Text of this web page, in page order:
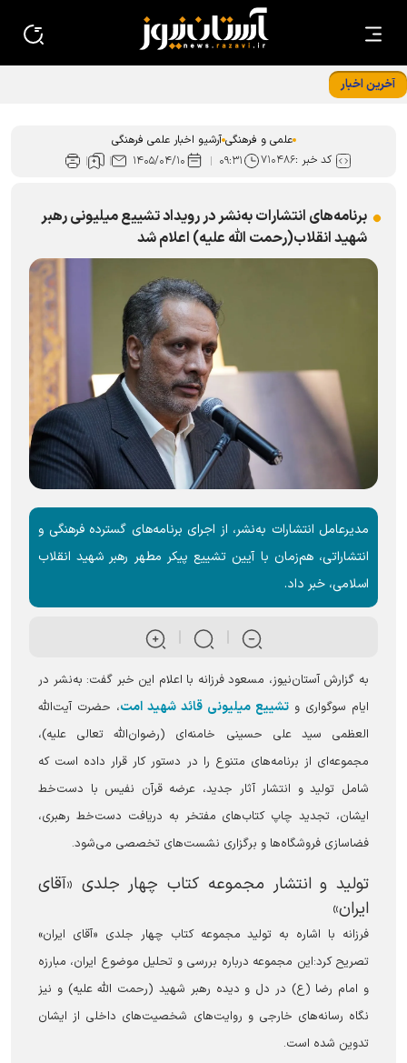
آخرین اخبار
علمی و فرهنگی آرشیو اخبار علمی فرهنگی
کد خبر :۷۱۰۴۸۶ ۰۹:۳۱ ۱۴۰۵/۰۴/۱۰
برنامه‌های انتشارات به‌نشر در رویداد تشییع میلیونی رهبر
شهید انقلاب(رحمت الله علیه) اعلام شد
مدیرعامل انتشارات به‌نشر، از اجرای برنامه‌های گسترده فرهنگی و
انتشاراتی، هم‌زمان با آیین تشییع پیکر مطهر رهبر شهید انقلاب
اسلامی، خبر داد.
به گزارش آستان‌نیوز، مسعود فرزانه با اعلام این خبر گفت: به‌نشر در
ایام سوگواری و تشییع میلیونی قائد شهید امت، حضرت آیت‌الله
العظمی سید علی حسینی خامنه‌ای (رضوان‌الله تعالی علیه)،
مجموعه‌ای از برنامه‌های متنوع را در دستور کار قرار داده است که
شامل تولید و انتشار آثار جدید، عرضه قرآن نفیس با دست‌خط
ایشان، تجدید چاپ کتاب‌های مفتخر به دریافت دست‌خط رهبری،
فضاسازی فروشگاه‌ها و برگزاری نشست‌های تخصصی می‌شود.
تولید و انتشار مجموعه کتاب چهار جلدی «آقای
ایران»
فرزانه با اشاره به تولید مجموعه کتاب چهار جلدی «آقای ایران»
تصریح کرد:این مجموعه درباره بررسی و تحلیل موضوع ایران، مبارزه
و امام رضا (ع) در دل و دیده رهبر شهید (رحمت الله علیه) و نیز
نگاه رسانه‌های خارجی و روایت‌های شخصیت‌های داخلی از ایشان
تدوین شده است.